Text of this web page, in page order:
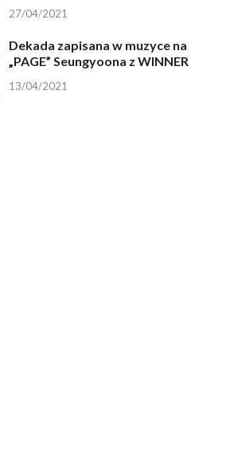
27/04/2021
Dekada zapisana w muzyce na
„PAGE” Seungyoona z WINNER
13/04/2021